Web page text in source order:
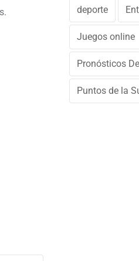
deporte
Juegos online
Pronósticos
Puntos de la